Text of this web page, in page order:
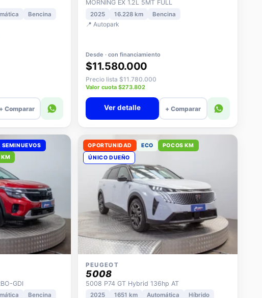
Bencina
+ Comparar
MORNING EX 1.2L 5MT FULL
2025 16.228 km Bencina
📍 Autopark
Desde · con financiamiento
$11.580.000
Precio lista $11.780.000
Valor cuota $273.802
Ver detalle + Comparar
SEMINUEVOS
KM
GDI
Bencina
OPORTUNIDAD ECO
POCOS KM
ÚNICO DUEÑO
PEUGEOT
5008
5008 P74 GT Hybrid 136hp AT
2025 1651 km Automática Híbrido